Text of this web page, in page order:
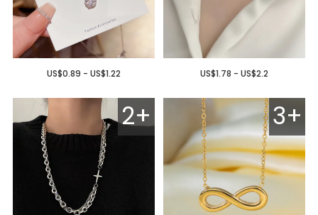
US$0.89 - US$1.22 US$1.78 - US$2.2
2+ 3+